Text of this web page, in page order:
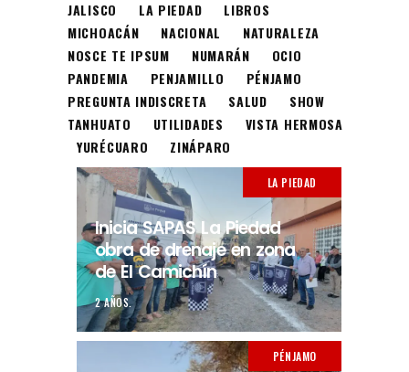
JALISCO LA PIEDAD
LIBROS
MICHOACÁN
NACIONAL
NATURALEZA
NOSCE TE IPSUM
NUMARÁN
OCIO
PANDEMIA
PENJAMILLO
PÉNJAMO
PREGUNTA INDISCRETA
SALUD
SHOW
TANHUATO
UTILIDADES
VISTA HERMOSA
YURÉCUARO
ZINÁPARO
LA PIEDAD
Inicia SAPAS La Piedad
obra de drenaje en zona
de El Camichín
2 AÑOS.
PÉNJAMO